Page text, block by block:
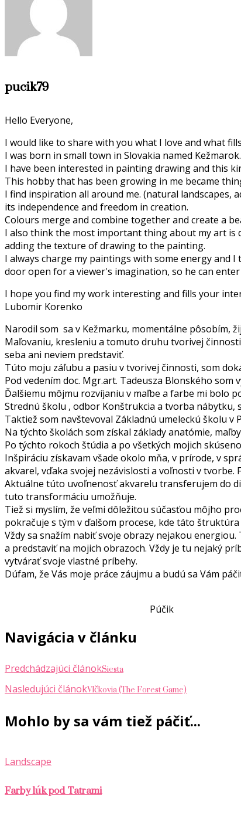
pucik79
Hello Everyone,
I would like to share with you what I love and what
I was born in small town in Slovakia named
I have been interested in painting drawing and this
This hobby that has been growing in me became
I find inspiration all around me. (natural landscapes,
its independence and freedom in creation.
Colours merge and combine together and create a
I also think the most important thing about my art is
adding the texture of drawing to the painting.
I always charge my paintings with some energy and
door open for a viewer's imagination, so he can
I hope you find my work interesting and fills your
Lubomir Korenko
Narodil som sa v Kežmarku, momentálne pôsobím,
Maľovaniu, kresleniu a tomuto druhu tvorivej
seba ani neviem predstaviť.
Túto moju záľubu a pasiu v tvorivej činnosti, som
Pod vedením doc. Mgr.art. Tadeusza Blonského som
Ďalšiemu môjmu rozvíjaniu v maľbe a farbe mi bolo
Strednú školu , odbor Konštrukcia a tvorba nábytku,
Taktiež som navštevoval Základnú umeleckú školu v
Na týchto školách som získal základy anatómie,
Po týchto rokoch štúdia a po všetkých mojich
Inšpiráciu získavam všade okolo mňa, v prírode, v
akvarel, vďaka svojej nezávislosti a voľnosti v
Aktuálne túto uvoľnenosť akvarelu transferujem do
tuto transformáciu umožňuje.
Tiež si myslím, že veľmi dôležitou súčasťou môjho
pokračuje s tým v ďalšom procese, kde táto
Vždy sa snažím nabiť svoje obrazy nejakou
a predstaviť na mojich obrazoch. Vždy je tu nejaký
vytvárať svoje vlastné príbehy.
Dúfam, že Vás moje práce záujmu a budú sa Vám
Púčik
Navigácia v článku
Predchádzajúci článokSiesta
Nasledujúci článokVlčkovia (The Forest Game)
Mohlo by sa vám tiež páčiť...
Landscape
Farby lúk pod Tatrami